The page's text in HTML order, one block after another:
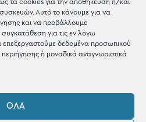
τα cookies για την αποθήκευση ή/και
Αυτό το κάνουμε για να
και να προβάλλουμε
συγκατάθεση για τις εν λόγω
επεξεργαστούμε δεδομένα προσωπικού
ή μοναδικά αναγνωριστικά
ΌΛΑ
217300